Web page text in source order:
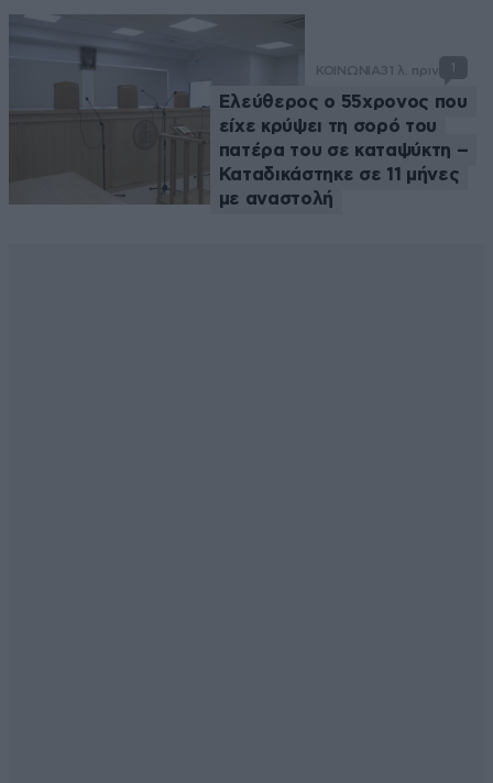
ΚΟΙΝΩΝΙΑ31 λ. πριν 1
Ελεύθερος ο 55χρονος που
είχε κρύψει τη σορό του
πατέρα του σε καταψύκτη –
Καταδικάστηκε σε 11 μήνες
με αναστολή